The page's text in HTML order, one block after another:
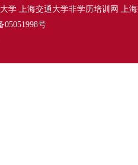
学 上海交通大学非学历培训网 上
05051998号